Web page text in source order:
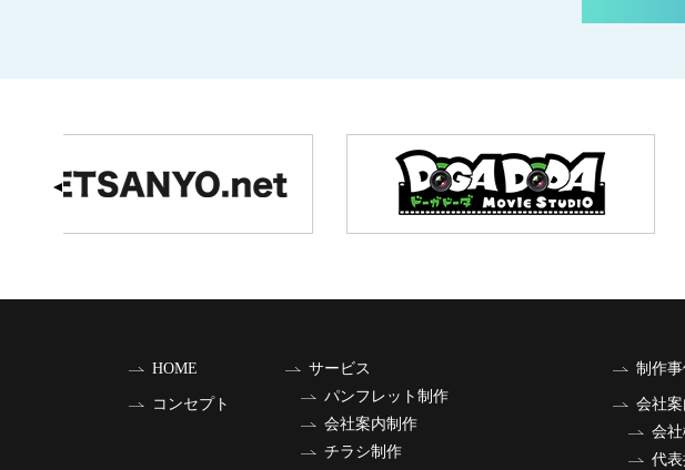
HOME
コンセプト
サービス
パンフレット制作
会社案内制作
チラシ制作
制作事
会社案
会
代